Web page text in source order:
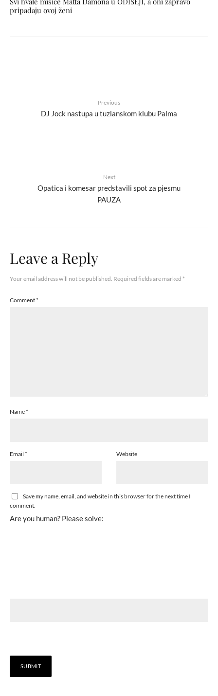
pripadaju ovoj ženi
Previous
DJ Jock nastupa u tuzlanskom klubu Palma
Next
Opatica i komesar predstavili spot za pjesmu
PAUZA
Leave a Reply
Your email address will not be published. Required fields are marked *
Comment*
Name*
Email * Website
Save my name, email, and website in this browser for the next time I
comment.
Are you human? Please solve: